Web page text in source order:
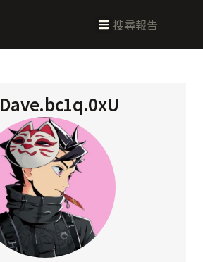
Dave.bc1q.0xU